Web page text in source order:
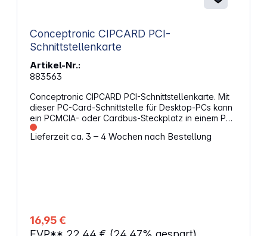
Conceptronic CIPCARD PCI-
Schnittstellenkarte
Artikel-Nr.:
883563
Conceptronic CIPCARD PCI-Schnittstellenkarte. Mit
dieser PC-Card-Schnittstelle für Desktop-PCs kann
ein PCMCIA- oder Cardbus-Steckplatz in einem PC
zur Verfügung gestellt werden. Eigenschaften: PCI-
Schnittstelle Ein PC-Kartensteckplatz mit
Lieferzeit ca. 3 – 4 Wochen nach Bestellung
16,95 €